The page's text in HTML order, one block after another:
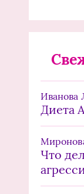
Иванова
Диета
Что